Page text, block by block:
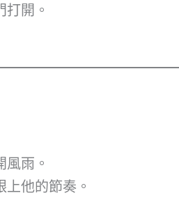
開。
雨。
他的節奏。